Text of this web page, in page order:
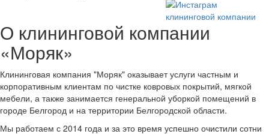
О клининговой компании
«Моряк»
Клининговая компания "Моряк" оказывает услуги частным и
корпоративным клиентам по чистке ковровых покрытий, мягкой
мебели, а также занимается генеральной уборкой помещений в
городе Белгород и на территории Белгородской области.
Мы работаем с 2014 года и за это время успешно очистили сотни